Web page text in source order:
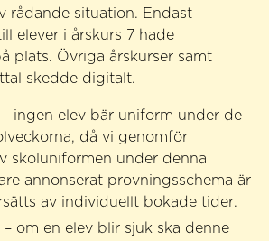
rådande situation. Endast
elever i årskurs 7 hade
plats. Övriga årskurser samt
skedde digitalt.
– ingen elev bär uniform under de
då vi genomför
skoluniformen under denna
annonserat provningsschema är
av individuellt bokade tider.
– om en elev blir sjuk ska denne